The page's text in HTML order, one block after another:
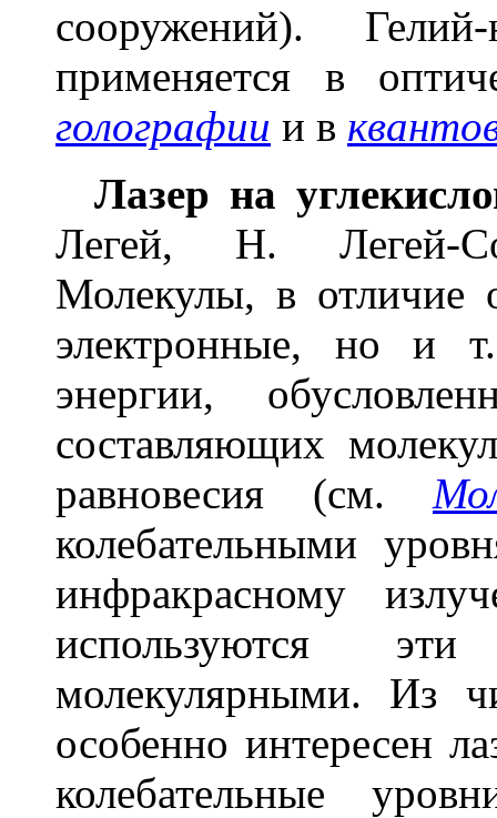
сооружений).
применяется в
голографии и в
Лазер на
Легей, Н. Легей-
Молекулы, в отличие
электронные, но и
энергии,
составляющих
равновесия (см.
колебательными
инфракрасному
используются
молекулярными. Из
особенно интересен
колебательные